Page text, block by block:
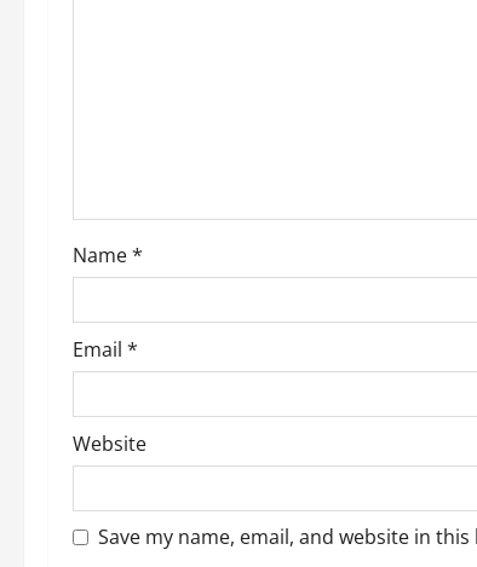
o
n
Name*
Email *
Website
Save my name, email, and website in